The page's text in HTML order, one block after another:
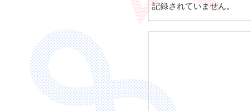
記録されていません。